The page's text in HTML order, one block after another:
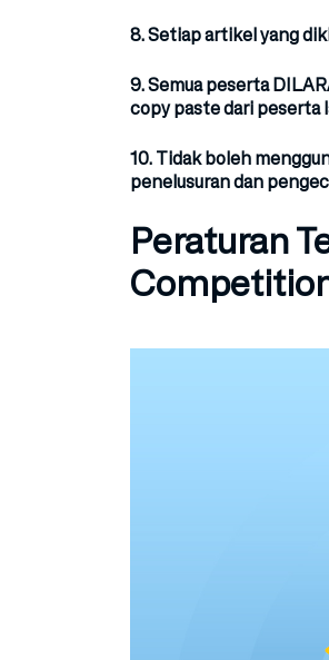
8. Setiap artikel yang
9. Semua peserta
copy paste dari peserta
10.Tidak boleh
penelusuran dan
Peraturan